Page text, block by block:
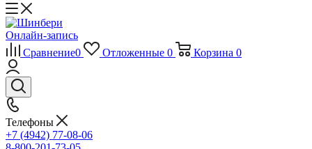
Онлайн-запись
Сравнение0 Отложенные 0 Корзина 0
Телефоны
+7 (4942) 77-08-06